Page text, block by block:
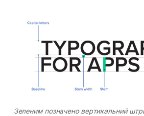
Зеленим позначено вертикальний